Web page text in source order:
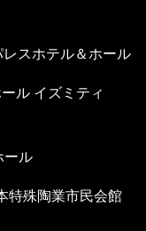
スホテル＆ホール
ル イズミティ
ール
特殊陶業市⺠会館